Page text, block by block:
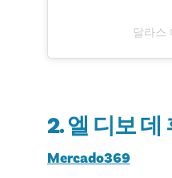
달라스
2. 엘 디보
Mercado369